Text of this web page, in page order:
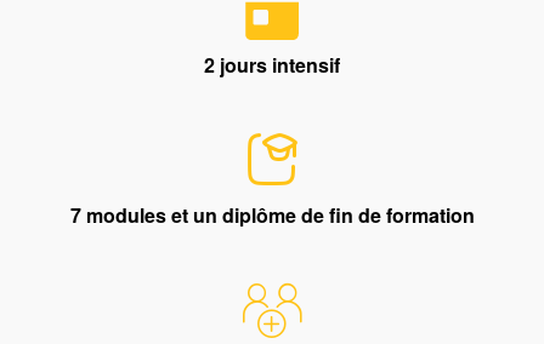
2 jours intensif
7 modules et un diplôme de fin de formation